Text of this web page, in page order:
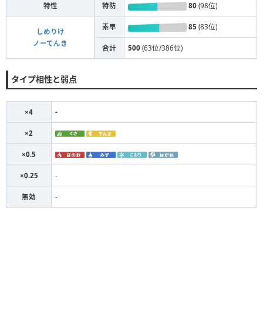
特性 特防 80 (98位)
しめりけ
ノーてんき
素早 85 (83位)
合計 500 (63位/386位)
タイプ相性と弱点
×4 -
×2
×0.5
×0.25 -
無効 -